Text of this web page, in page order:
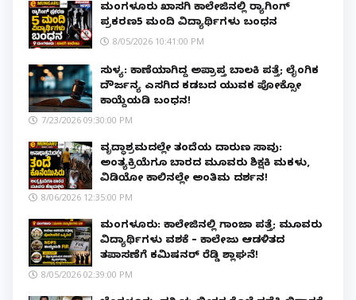
ಮಂಗಳೂರು ಖಾಸಗಿ ಕಾಲೇಜಿನಲ್ಲಿ ರ‌್ಯಾಗಿಂಗ್
ಪ್ರಕರಣ5 ಮಂದಿ ವಿದ್ಯಾರ್ಥಿಗಳು ಬಂಧನ
8/05/2026 10:41:00 PM
ಸುಳ್ಯ: ಕಾಣೆಯಾಗಿದ್ದ ಅಪ್ರಾಪ್ತ ಬಾಲಕಿ ಪತ್ತೆ; ಲೈಂಗಿಕ
ದೌರ್ಜನ್ಯ ಎಸಗಿದ ಕಡಬದ ಯುವಕ ಪೋಕ್ಸೋ
ಕಾಯ್ದೆಯಡಿ ಬಂಧನ!
7/23/2026 09:30:00 PM
ವೃದ್ಧಾಶ್ರಮದಲ್ಲೇ ತಂದೆಯ ದಾರುಣ ಸಾವು:
ಅಂತ್ಯಕ್ರಿಯೆಗೂ ಬಾರದ ಮೂವರು ಶಿಕ್ಷಕಿ ಮಕಳು,
ವಿಡಿಯೋ ಕಾಲಿನಲ್ಲೇ ಅಂತಿಮ ದರ್ಶನ!
8/06/2026 12:35:00 PM
ಮಂಗಳೂರು: ಕಾಲೇಜಿನಲ್ಲಿ ಗಾಂಜಾ ಪತ್ತೆ; ಮೂವರು
ವಿದ್ಯಾರ್ಥಿಗಳು ವಶಕ್ಕೆ – ಕಾಲೇಜು ಆಡಳಿತದ
ತಪಾಸಣೆಗೆ ಕಮಿಷನರ್ ರೆಡ್ಡಿ ಶ್ಲಾಘನೆ!
8/05/2026 02:39:00 PM